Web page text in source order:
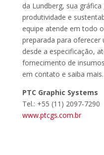
da Lundberg, sua
produtividade e
equipe atende em todo
preparada para
desde a especificação,
fornecimento de
em contato e saiba mais.
PTC Graphic Systems
Tel.: +55 (11) 2097-7290
www.ptcgs.com.br